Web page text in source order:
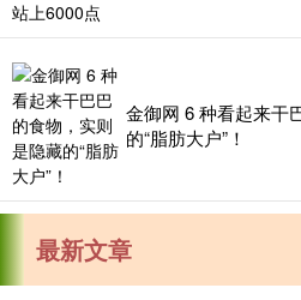
金御网 6 种看起来干
的“脂肪大户”！
最新文章